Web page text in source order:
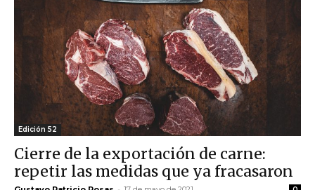
Edición 52
Cierre de la exportación de carne:
repetir las medidas que ya fracasaron